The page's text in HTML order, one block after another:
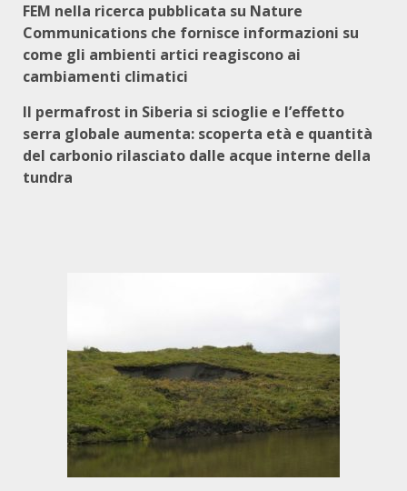
FEM nella ricerca pubblicata su Nature
Communications che fornisce informazioni su
come gli ambienti artici reagiscono ai
cambiamenti climatici
Il permafrost in Siberia si scioglie e l’effetto
serra globale aumenta: scoperta età e quantità
del carbonio rilasciato dalle acque interne della
tundra